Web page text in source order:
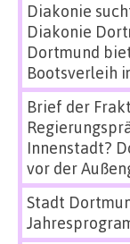
Diakonie
Diakonie
Dortmund
Bootsverleih
Brief der
Innenstadt?
vor der
Stadt